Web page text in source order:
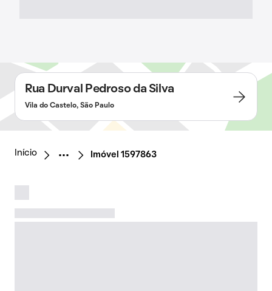
Rua Durval Pedroso da Silva
Vila do Castelo, São Paulo
Início Imóvel 1597863